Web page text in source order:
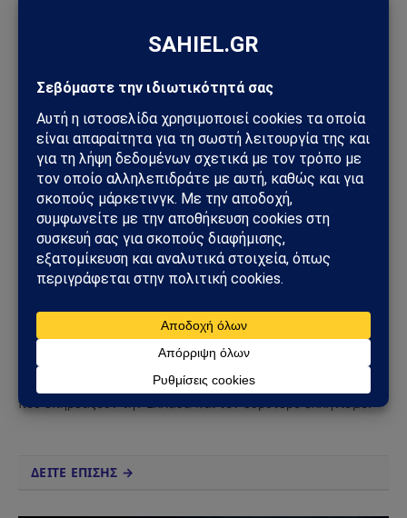
Ακολουθήστε στο YouTube
Facebook Twitter Pinterest
Sahiel Newsroom
Το Sahiel.gr είναι ανεξάρτητη ψηφιακή πύλη ενημέρωσης
και ανάλυσης με έμφαση στη γεωπολιτική, τη διεθνή
ασφάλεια, τα εθνικά ζητήματα και τις διεθνείς εξελίξεις
που επηρεάζουν την Ελλάδα και τον ευρύτερο ελληνισμό.
ΔΕΙΤΕ ΕΠΙΣΗΣ →